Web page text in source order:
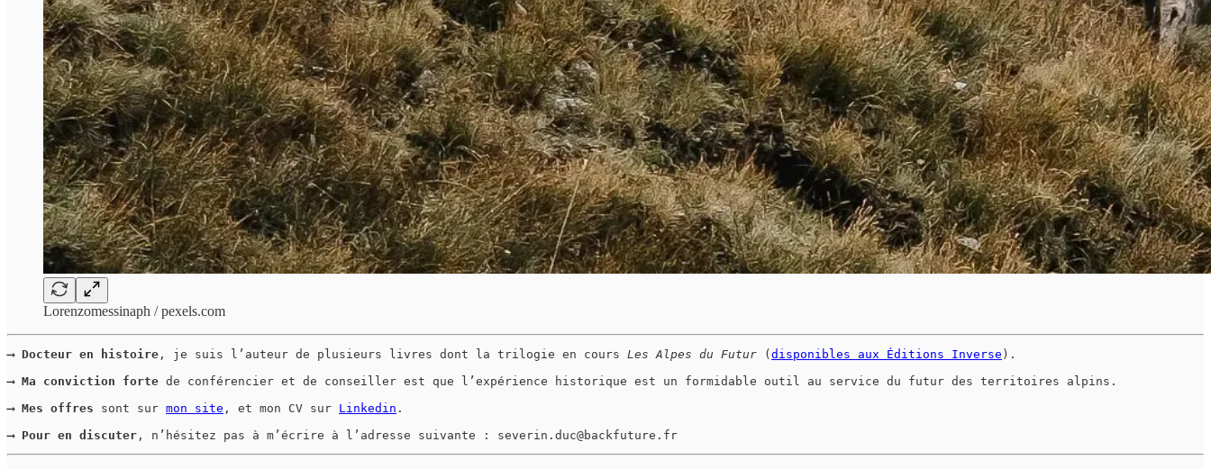
Lorenzomessinaph / pexels.com
⟶ Docteur en histoire , je suis l’auteur de plusieurs livres dont la trilogie en cours Les Alpes du Futur (disponibles aux Éditions Inverse ).
⟶ Ma conviction forte de conférencier et de conseiller est que l’expérience historique est un formidable outil au service du futur des territoires alpins.
⟶ Mes offres sont sur mon site , et mon CV sur Linkedin .
⟶ Pour en discuter , n’hésitez pas à m’écrire à l’adresse suivante : severin.duc@backfuture.fr